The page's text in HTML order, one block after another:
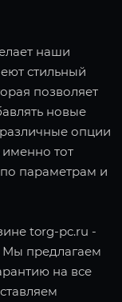
наши
стильный
позволяет
новые
опции
тот
параметрам и
torg-pc.ru -
Мы предлагаем
на все